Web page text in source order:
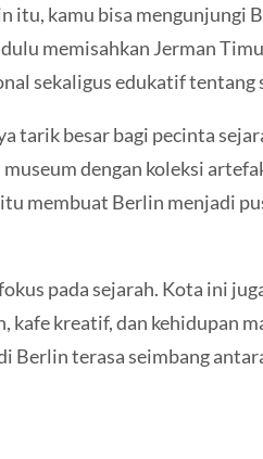
itu, kamu bisa mengunjungi
memisahkan Jerman
sekaligus edukatif tentang
tarik besar bagi pecinta
dengan koleksi
membuat Berlin menjadi
pada sejarah. Kota ini
kafe kreatif, dan kehidupan
Berlin terasa seimbang